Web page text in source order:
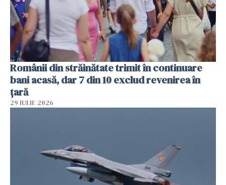
Românii din străinătate trimit în continuare
bani acasă, dar 7 din 10 exclud revenirea în
țară
29 IULIE 2026